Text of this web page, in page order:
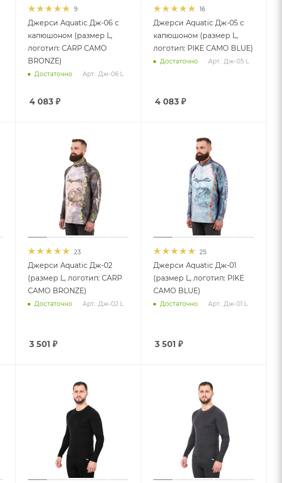
9
Джерси Аquatic Дж-06 с
капюшоном (размер L,
логотип: CARP CAMO
BRONZE)
Достаточно Арт.: Дж-06 L
4 083₽
16
Джерси Аquatic Дж-05 с
капюшоном (размер L,
логотип: PIKE CAMO BLUE)
Достаточно Арт.: Дж-05 L
4 083₽
23
Джерси Аquatic Дж-02
(размер L, логотип: CARP
CAMO BRONZE)
Достаточно Арт.: Дж-02 L
3 501 ₽
25
Джерси Аquatic Дж-01
(размер L, логотип: PIKE
CAMO BLUE)
Достаточно Арт.: Дж-01 L
3 501 ₽